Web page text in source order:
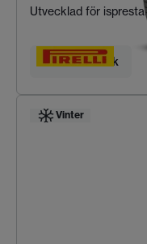
Utvecklad för
Hitta ditt däck
Vinter